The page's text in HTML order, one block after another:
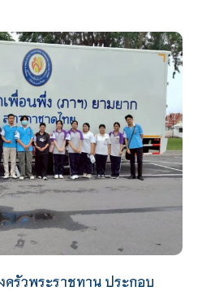
ครัวพระราชทาน ประกอบ